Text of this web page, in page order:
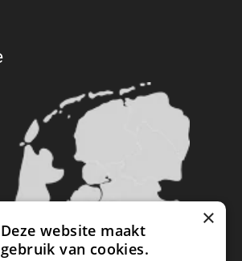
×
Deze website maakt
gebruik van cookies.